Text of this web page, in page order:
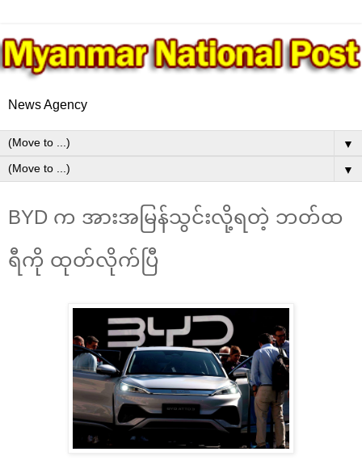
News Agency
▼
▼
BYD က အားအမြန်သွင်းလို့ရတဲ့ ဘတ်ထ
ရီကို ထုတ်လိုက်ပြီ